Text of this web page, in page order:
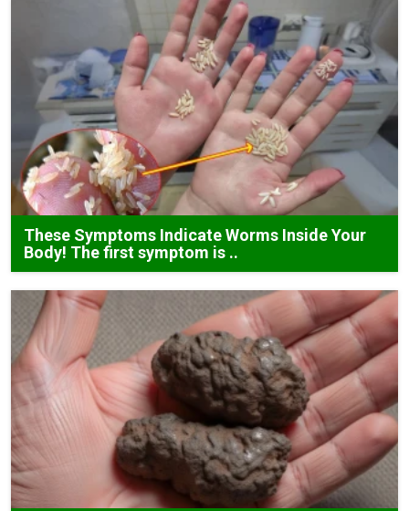
These Symptoms Indicate Worms Inside Your
Body! The first symptom is ..